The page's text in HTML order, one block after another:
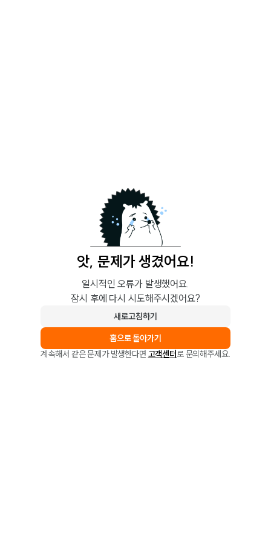
앗, 문제가 생겼어요!
일시적인 오류가 발생했어요.
잠시 후에 다시 시도해주시겠어요?
새로고침하기
홈으로 돌아가기
계속해서 같은 문제가 발생한다면 고객센터로 문의해주세요.